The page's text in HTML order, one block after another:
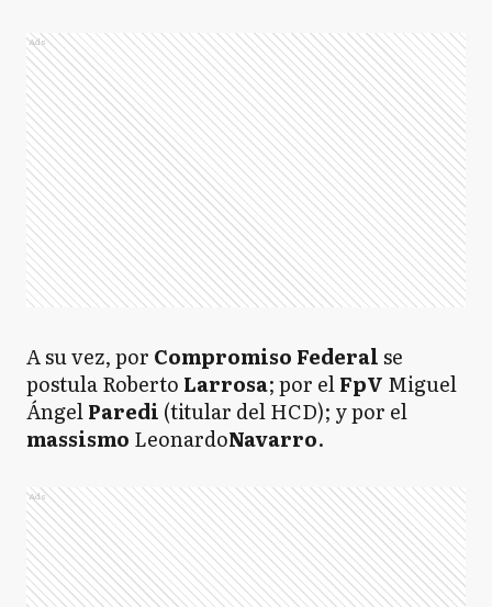
Ads
A su vez, por Compromiso Federalse
postula Roberto Larrosa; por elFpV Miguel
ÁngelParedi (titular del HCD); y por el
massismo LeonardoNavarro.
Ads